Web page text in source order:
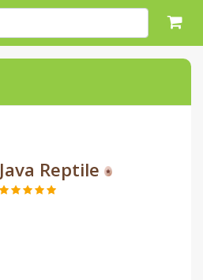
Java Reptile